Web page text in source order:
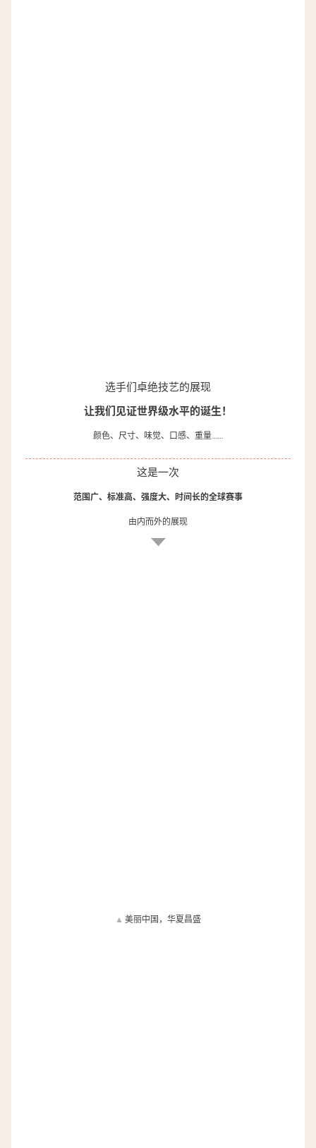
选手们卓绝技艺的展现
让我们见证世界级水平的诞生！
颜色、尺寸、味觉、口感、重量……
这是一次
范围广、标准高、强度大、时间长的全球赛事
由内而外的展现
▲ 美丽中国，华夏昌盛